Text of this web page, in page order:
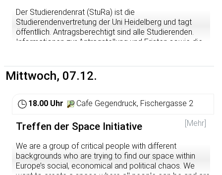
Der Studierendenrat (StuRa) ist die
Studierendenvertretung der Uni Heidelberg und tagt
öffentllich. Antragsberechtigt sind alle Studierenden.
Informationen zur Antragstellung und Fristen sowie die
Anträge stellen wollt, mailt sie an die Sitzungsleitung. Alle
Anträge, die 6 Tage vor einer Sitzung vollständig
Mittwoch, 07.12.
18.00 Uhr Cafe Gegendruck, Fischergasse 2
[Mehr]
Treffen der Space Initiative
We are a group of critical people with different
backgrounds who are trying to find our space within
Europe’s social, economical and political chaos. We